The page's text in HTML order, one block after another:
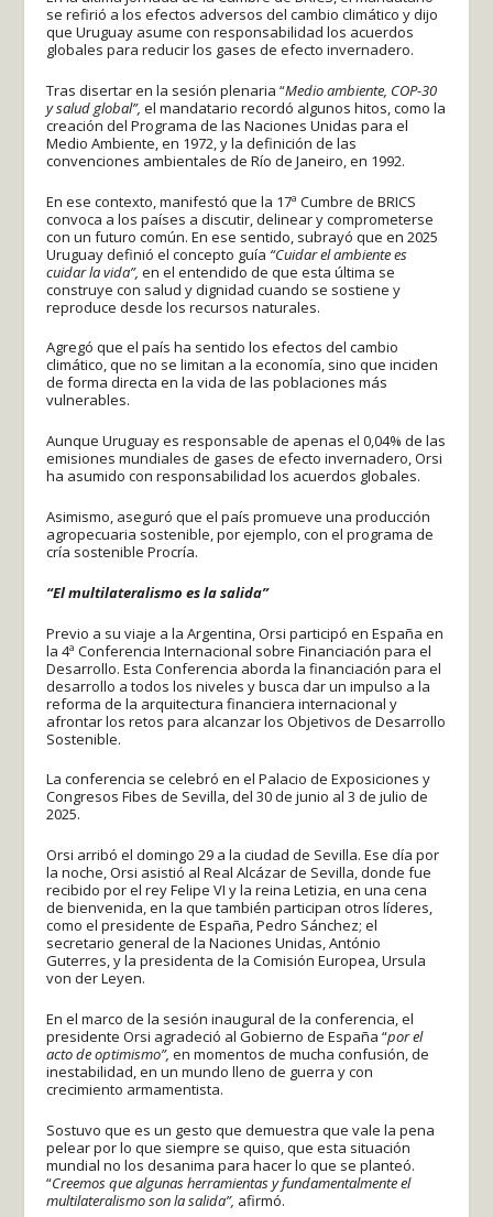
se refirió a los efectos adversos del cambio climático y dijo
que Uruguay asume con responsabilidad los acuerdos
globales para reducir los gases de efecto invernadero.
Tras disertar en la sesión plenaria “Medio ambiente, COP-30
y salud global”, el mandatario recordó algunos hitos, como la
creación del Programa de las Naciones Unidas para el
Medio Ambiente, en 1972, y la definición de las
convenciones ambientales de Río de Janeiro, en 1992.
En ese contexto, manifestó que la 17ª Cumbre de BRICS
convoca a los países a discutir, delinear y comprometerse
con un futuro común. En ese sentido, subrayó que en 2025
Uruguay definió el concepto guía “Cuidar el ambiente es
cuidar la vida”,en el entendido de que esta última se
construye con salud y dignidad cuando se sostiene y
reproduce desde los recursos naturales.
Agregó que el país ha sentido los efectos del cambio
climático, que no se limitan a la economía, sino que inciden
de forma directa en la vida de las poblaciones más
vulnerables.
Aunque Uruguay es responsable de apenas el 0,04% de las
emisiones mundiales de gases de efecto invernadero, Orsi
ha asumido con responsabilidad los acuerdos globales.
Asimismo, aseguró que el país promueve una producción
agropecuaria sostenible, por ejemplo, con el programa de
cría sostenible Procría.
“El multilateralismo es la salida”
Previo a su viaje a la Argentina, Orsi participó en España en
la 4ª Conferencia Internacional sobre Financiación para el
Desarrollo. Esta Conferencia aborda la financiación para el
desarrollo a todos los niveles y busca dar un impulso a la
reforma de la arquitectura financiera internacional y
afrontar los retos para alcanzar los Objetivos de Desarrollo
Sostenible.
La conferencia se celebró en el Palacio de Exposiciones y
Congresos Fibes de Sevilla, del 30 de junio al 3 de julio de
2025.
Orsi arribó el domingo 29 a la ciudad de Sevilla. Ese día por
la noche, Orsi asistió al Real Alcázar de Sevilla, donde fue
recibido por el rey Felipe VI y la reina Letizia, en una cena
de bienvenida, en la que también participan otros líderes,
como el presidente de España, Pedro Sánchez; el
secretario general de la Naciones Unidas, António
Guterres, y la presidenta de la Comisión Europea, Ursula
von der Leyen.
En el marco de la sesión inaugural de la conferencia, el
presidente Orsi agradeció al Gobierno de España “por el
acto de optimismo”, en momentos de mucha confusión, de
inestabilidad, en un mundo lleno de guerra y con
crecimiento armamentista.
Sostuvo que es un gesto que demuestra que vale la pena
pelear por lo que siempre se quiso, que esta situación
mundial no los desanima para hacer lo que se planteó.
“Creemos que algunas herramientas y fundamentalmente el
multilateralismo son la salida”, afirmó.